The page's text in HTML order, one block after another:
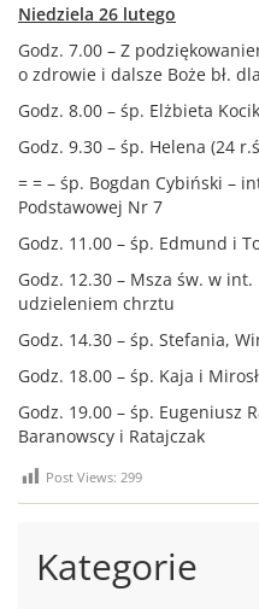
Niedziela 26 lutego
Godz. 7.00 – Z
o zdrowie i dalsze Boże bł.
Godz. 8.00 – śp. Elżbieta
Godz. 9.30 – śp. Helena (24
= = – śp. Bogdan Cybiński –
Podstawowej Nr 7
Godz. 11.00 – śp. Edmund i
Godz. 12.30 – Msza św. w int.
udzieleniem chrztu
Godz. 14.30 – śp. Stefania,
Godz. 18.00 – śp. Kaja i
Godz. 19.00 – śp. Eugeniusz
Baranowscy i Ratajczak
Post Views: 299
Kategorie